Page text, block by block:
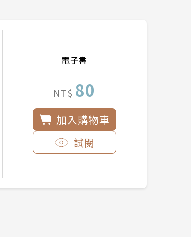
電子書
NT$ 80
加入購物車
試閱